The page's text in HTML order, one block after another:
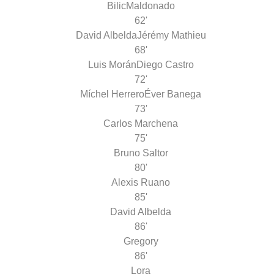
BilicMaldonado
62'
David AlbeldaJérémy Mathieu
68'
Luis Morán Diego Castro
72'
Míchel HerreroÉver Banega
73'
Carlos Marchena
75'
Bruno Saltor
80'
Alexis Ruano
85'
David Albelda
86'
Gregory
86'
Lora